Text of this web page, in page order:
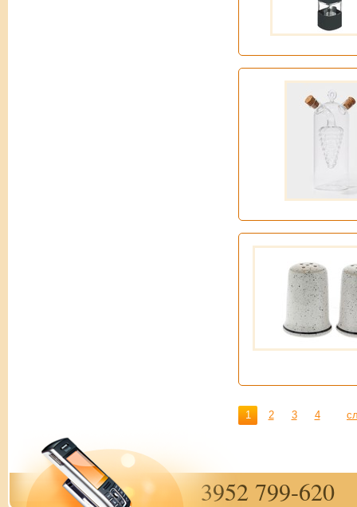
1 2 3 4
3952 799-620